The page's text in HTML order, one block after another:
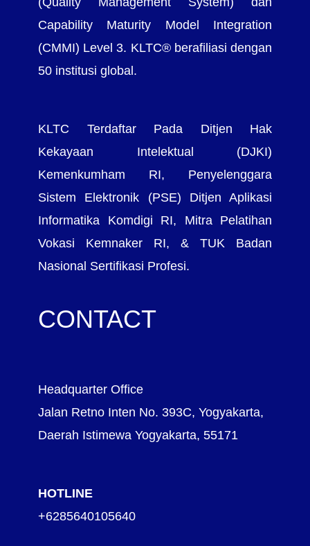
Capability Maturity Model Integration
(CMMI) Level 3. KLTC® berafiliasi dengan
50 institusi global.
KLTC Terdaftar Pada Ditjen Hak
Kekayaan Intelektual (DJKI)
Kemenkumham RI, Penyelenggara
Sistem Elektronik (PSE) Ditjen Aplikasi
Informatika Komdigi RI, Mitra Pelatihan
Vokasi Kemnaker RI, & TUK Badan
Nasional Sertifikasi Profesi.
CONTACT
Headquarter Office
Jalan Retno Inten No. 393C, Yogyakarta,
Daerah Istimewa Yogyakarta, 55171
HOTLINE
+6285640105640